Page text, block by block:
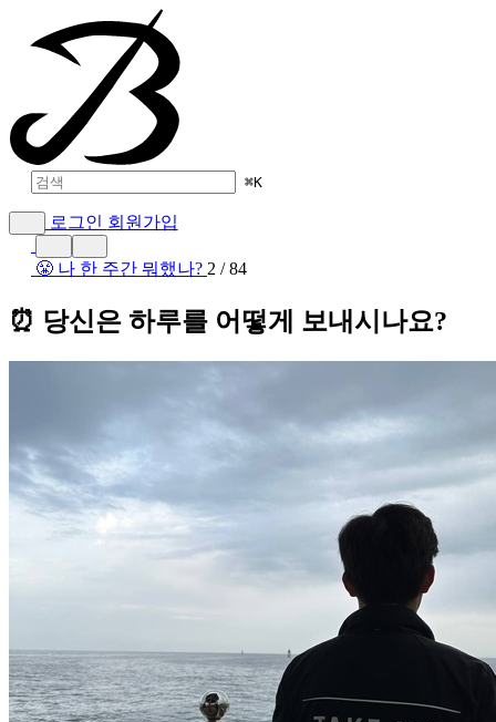
⌘K
로그인 회원가입
😤 나 한 주간 뭐했나? 2 / 84
⏰ 당신은 하루를 어떻게 보내시나요?